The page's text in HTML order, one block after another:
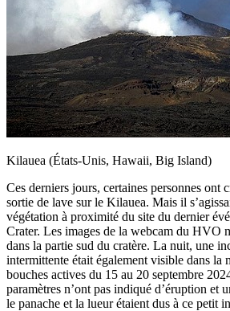
Kilauea (États-Unis, Hawaii, Big Island)
Ces derniers jours, certaines personnes ont
sortie de lave sur le Kilauea. Mais il
végétation à proximité du site du dernier
Crater. Les images de la webcam du HVO
dans la partie sud du cratère. La nuit, une
intermittente était également visible dans la
bouches actives du 15 au 20 septembre
paramètres n’ont pas indiqué d’éruption et
le panache et la lueur étaient dus à ce petit